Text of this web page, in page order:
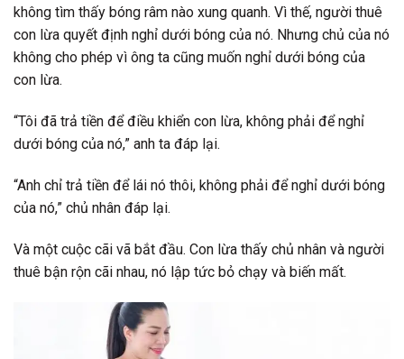
không tìm thấy bóng râm nào xung quanh. Vì thế, người thuê
con lừa quyết định nghỉ dưới bóng của nó. Nhưng chủ của nó
không cho phép vì ông ta cũng muốn nghỉ dưới bóng của
con lừa.
“Tôi đã trả tiền để điều khiển con lừa, không phải để nghỉ
dưới bóng của nó,” anh ta đáp lại.
“Anh chỉ trả tiền để lái nó thôi, không phải để nghỉ dưới bóng
của nó,” chủ nhân đáp lại.
Và một cuộc cãi vã bắt đầu. Con lừa thấy chủ nhân và người
thuê bận rộn cãi nhau, nó lập tức bỏ chạy và biến mất.